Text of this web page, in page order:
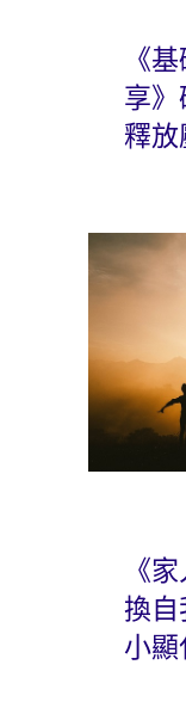
《
享
釋
《
換
小